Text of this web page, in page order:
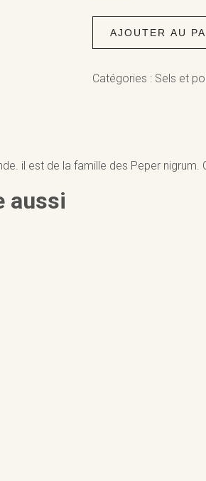
Tellichery
AJOUTER AU
Catégories : Sels et
il est de la famille des Peper
aussi